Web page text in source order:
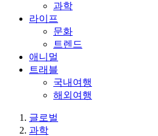
과학
라이프
문화
트렌드
애니멀
트래블
국내여행
해외여행
글로벌
과학